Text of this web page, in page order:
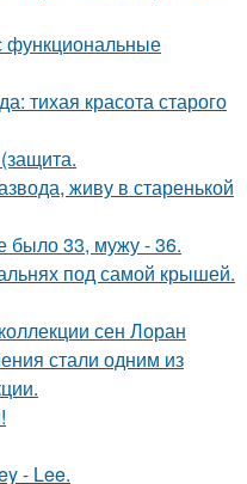
функциональные
тихая красота старого
живу в старенькой
было 33, мужу - 36.
под самой крышей.
сен Лоран
стали одним из
- Lee.